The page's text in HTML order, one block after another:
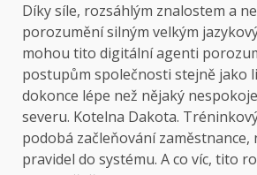
Díky síle, rozsáhlým znalostem a
porozumění silným velkým
mohou tito digitální agenti
postupům společnosti stejně jako
dokonce lépe než nějaký
severu. Kotelna Dakota.
podobá začleňování zaměstnance,
pravidel do systému. A co víc, tito